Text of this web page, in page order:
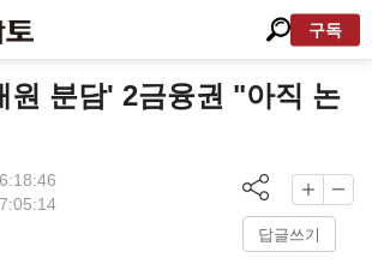
구독
원 분담' 2금융권 "아직 논
답글쓰기